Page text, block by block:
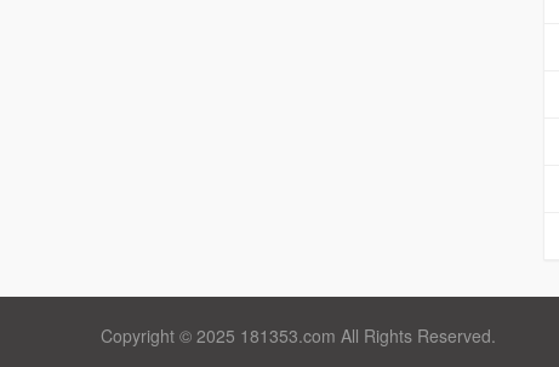
Copyright © 2025 181353.com All Rights Reserved.